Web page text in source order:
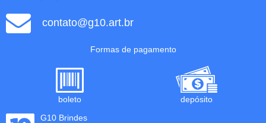
contato@g10.art.br
Formas de pagamento
boleto
depósito
G10 Brindes